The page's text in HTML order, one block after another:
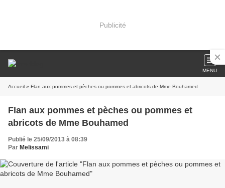
Publicité
MENU
Accueil » Flan aux pommes et pèches ou pommes et abricots de Mme Bouhamed
Flan aux pommes et pèches ou pommes et
abricots de Mme Bouhamed
Publié le 25/09/2013 à 08:39
Par Melissami